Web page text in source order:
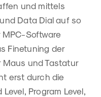
und mittels
Data Dial auf so
MPC-Software
Finetuning der
und Tastatur
erst durch die
Program Level,